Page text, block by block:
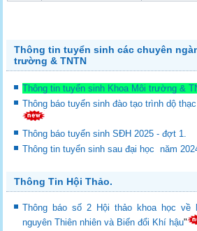
Thông tin tuyển sinh các chuyên
trường & TNTN
Thông tin tuyển sinh Khoa Môi trường &
Thông báo tuyển sinh đào tạo trình dộ
Thông báo tuyển sinh SĐH 2025 - đợt 1.
Thông tin tuyển sinh sau đại học năm
Thông Tin Hội Thảo.
Thông báo số 2 Hội thảo khoa học về
nguyên Thiên nhiên và Biến đổi Khí hậu"